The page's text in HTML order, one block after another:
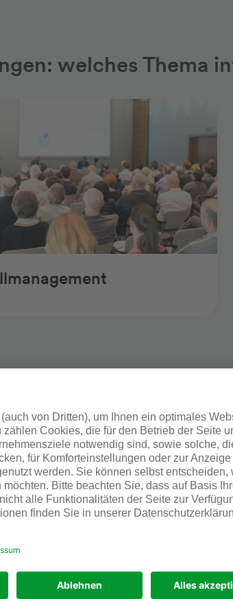
welches Thema
und
ermöglichen mit der Plattform ZEUS eine
in Ihrem Unternehmen.
sind Sie immer gut aufgestellt. Wählen Sie
Sicherheitsschulungen aus –